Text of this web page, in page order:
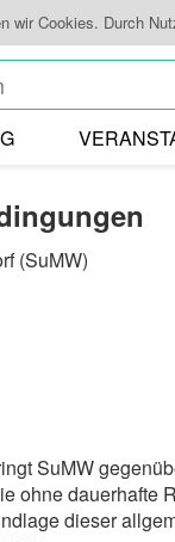
wir Cookies. Durch
(SuMW)
SuMW
ohne dauerhafte
dieser